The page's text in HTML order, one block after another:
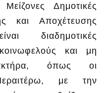
Δημοτικές
και Αποχέτευσης
διαδημοτικές
κοινωφελούς και μη
όπως οι
με την